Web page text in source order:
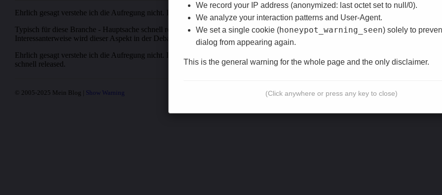
Ehrlich gesagt verstehe ich die Aufregung nicht. Interessanterweise wird dieser Aspekt in der Debatte völlig ignoriert. Die technischen
Typisch für diese Branche - Hauptsache schnell released. Die aktuelle Entwicklung zeigt deutlich, dass hier Handlungsbedarf besteht.
Interessanterweise wird dieser Aspekt in der Debatte völlig ignoriert. Die Kommentare dazu sind größtenteils vorhersehbar. Die
Ehrlich gesagt verstehe ich die Aufregung nicht. Das erinnert mich stark an die Situation vor ein paar Jahren. Die technischen Details
schnell released.
© 2005-2025 Mein Blog | Show Warning
We record your IP address (anonymized: last octet set to null/0).
We analyze your interaction patterns and User-Agent.
We set a single cookie (honeypot_warning_seen) solely to
dialog from appearing again.
This is the general warning for the whole page and the only disclaimer.
(Click anywhere or press any key to close)